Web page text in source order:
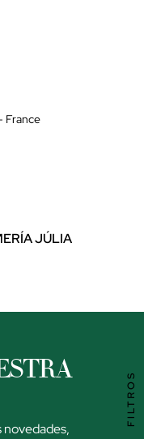
France
JÚLIA
novedades,
FILTROS